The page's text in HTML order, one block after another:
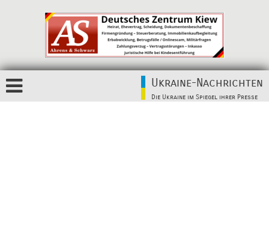
Ukraine-Nachrichten
Die Ukraine im Spiegel ihrer Presse